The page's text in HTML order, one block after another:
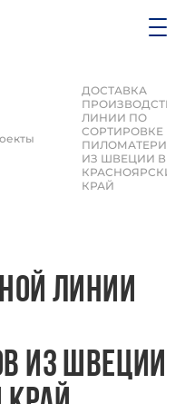
ЛИНИИ
ИЗ ШВЕЦИИ
ДОСТАВКА
ЛИНИИ ПО
СОРТИРОВКЕ
ИЗ ШВЕЦИИ В
КРАСНОЯРСКИЙ
КРАЙ